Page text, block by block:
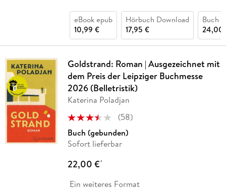
eBook epub
10,99 €
Hörbuch Download
17,95 €
Buch
24,00
Goldstrand: Roman | Ausgezeichnet mit
dem Preis der Leipziger Buchmesse
2026 (Belletristik)
Katerina Poladjan
(58)
Buch (gebunden)
Sofort lieferbar
22,00 €*
Ein weiteres Format